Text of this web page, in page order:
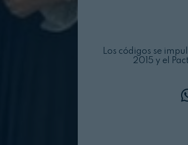
Los códigos se
2015 y el